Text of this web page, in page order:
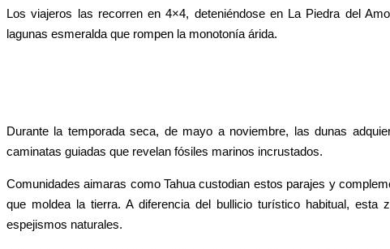
Los viajeros las recorren en 4×4, deteniéndose en La Piedra del
lagunas esmeralda que rompen la monotonía árida.
Durante la temporada seca, de mayo a noviembre, las dunas
caminatas guiadas que revelan fósiles marinos incrustados.
Comunidades aimaras como Tahua custodian estos parajes y
que moldea la tierra. A diferencia del bullicio turístico habitual,
espejismos naturales.